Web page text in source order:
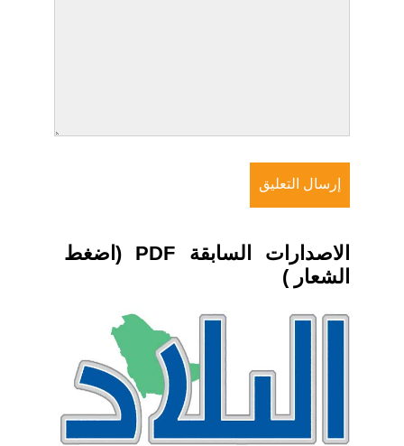
الاصدارات السابقة PDF (اضغط
الشعار )